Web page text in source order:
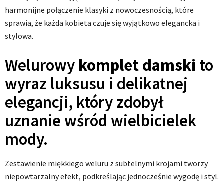
harmonijne połączenie klasyki z nowoczesnością, które
sprawia, że każda kobieta czuje się wyjątkowo elegancka i
stylowa.
Welurowy komplet damski to
wyraz luksusu i delikatnej
elegancji, który zdobył
uznanie wśród wielbicielek
mody.
Zestawienie miękkiego weluru z subtelnymi krojami tworzy
niepowtarzalny efekt, podkreślając jednocześnie wygodę i styl.